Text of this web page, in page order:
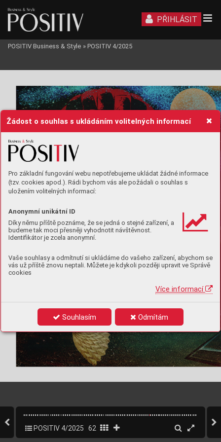
Žádost o souhlas s ukládáním volitelných informací
Pro základní fungování webu nepotřebujeme ukládat žádné informace
(tzv. cookies apod.). Rádi bychom vás ale požádali o souhlas s
uložením volitelných informací:
Anonymní unikátní ID
Díky němu příště poznáme, že se jedná o stejné zařízení, a
budeme tak moci přesněji vyhodnotit návštěvnost.
Identifikátor je zcela anonymní.
Vaše souhlasy a odmítnutí si ukládáme do vašeho zařízení, abychom se
vás už příště znovu neptali. Můžete je kdykoli později upravit ve Správě
cookies
Více informací
Souhlasím Odmítám
PŘIHLÁSIT
POSITIV Business & Style » POSITIV 4/2025
POSITIV 4/2025 62